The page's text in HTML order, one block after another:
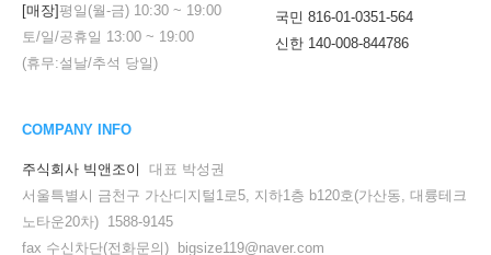
[매장]평일(월-금) 10:30 ~ 19:00
토/일/공휴일 13:00 ~ 19:00
(휴무:설날/추석 당일)
국민 816-01-0351-564
신한 140-008-844786
COMPANY INFO
주식회사 빅앤조이
대표 박성권
서울특별시 금천구 가산디지털1로5, 지하1층 b120호(가산동, 대륭테크
노타운20차) 1588-9145
fax 수신차단(전화문의) bigsize119@naver.com